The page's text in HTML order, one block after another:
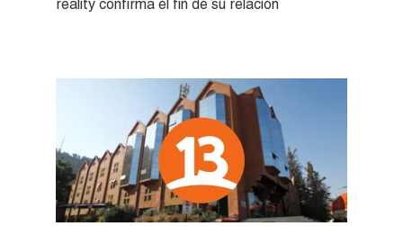
reality confirma el fin de su relación